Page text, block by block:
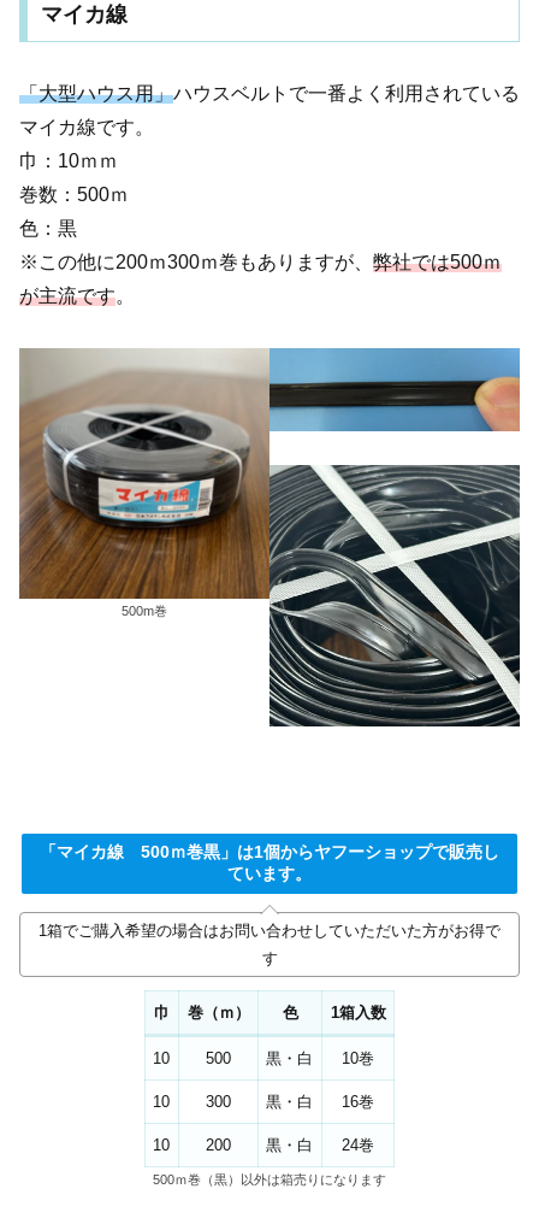
マイカ線
「大型ハウス用」ハウスベルトで一番よく利用されている
マイカ線です。
巾：10ｍｍ
巻数：500ｍ
色：黒
※この他に200ｍ300ｍ巻もありますが、 弊社では500ｍ
が主流です。
500m巻
「マイカ線 500ｍ巻黒」は1個からヤフーショップで販売し
ています。
1箱でご購入希望の場合はお問い合わせしていただいた方がお得で
す
巾 巻（ｍ） 色 1箱入数
10 500 黒・白 10巻
10 300 黒・白 16巻
10 200 黒・白 24巻
500ｍ巻（黒）以外は箱売りになります